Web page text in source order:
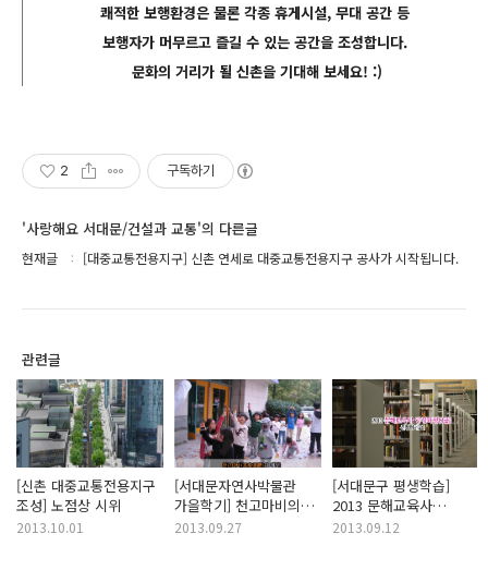
쾌적한 보행환경은 물론 각종 휴게시설, 무대 공간 등
보행자가 머무르고 즐길 수 있는 공간을 조성합니다.
문화의 거리가 될 신촌을 기대해 보세요! :)
2 구독하기
'사랑해요 서대문/건설과 교통'의 다른글
현재글 [대중교통전용지구] 신촌 연세로 대중교통전용지구 공사가 시작됩니다.
관련글
[신촌 대중교통전용지구
조성] 노점상 시위
2013.10.01
[서대문자연사박물관
가을학기] 천고마비의
계절!
2013.09.27
[서대문구 평생학습]
2013 문해교육사
양성과정(3급)
2013.09.12